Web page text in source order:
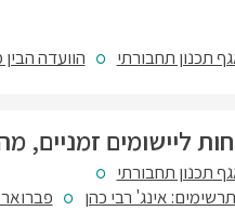
תכנון תחבורתי הוועדה
ליישומים זמניים,
תכנון תחבורתי
אינג' רבי כהן
פברואר 2006